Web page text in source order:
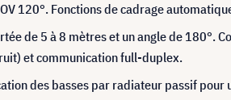
120°. Fonctions de cadrage
de 5 à 8 mètres et un angle de 180°.
et communication full-duplex.
des basses par radiateur passif